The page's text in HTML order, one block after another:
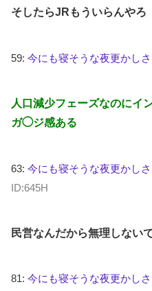
そしたらJRもういらんやろ
59: 今にも寝そうな夜更かし
人口減少フェーズなのにイ
ガ◯ジ感ある
63: 今にも寝そうな夜更かし
ID:645H
民営なんだから無理しない
81: 今にも寝そうな夜更かし